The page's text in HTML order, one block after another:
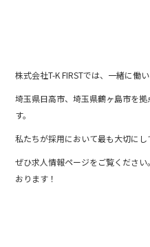
株式会社T-K FIRSTでは、一緒に働
埼玉県日高市、埼玉県鶴ヶ島市を
す。
私たちが採用において最も大切にし
ぜひ求人情報ページをご覧くださ
おります！